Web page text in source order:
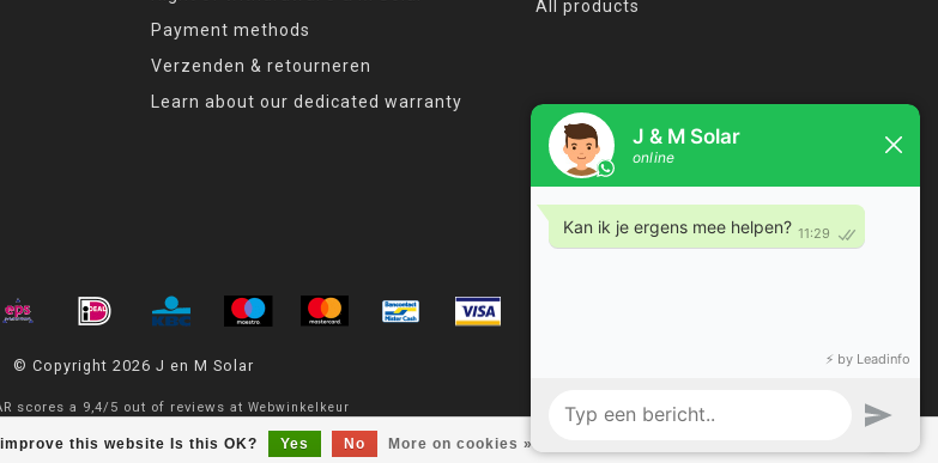
this website Is this OK? Yes No More on cookies »
Payment methods
Verzenden & retourneren
Learn about our dedicated warranty
All products
© Copyright 2026 J en M Solar
scores a 9,4/ 5 out of reviews at Webwinkelkeur